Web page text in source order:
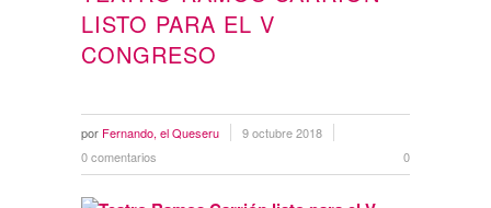
LISTO PARA EL V
CONGRESO
por Fernando, el Queseru
9 octubre 2018
0 comentarios
0